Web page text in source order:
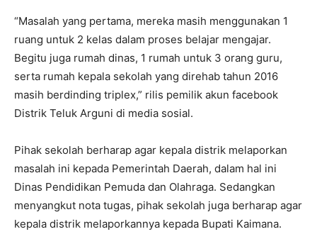
“Masalah yang pertama, mereka masih menggunakan 1
ruang untuk 2 kelas dalam proses belajar mengajar.
Begitu juga rumah dinas, 1 rumah untuk 3 orang guru,
serta rumah kepala sekolah yang direhab tahun 2016
masih berdinding triplex,” rilis pemilik akun facebook
Distrik Teluk Arguni di media sosial.
Pihak sekolah berharap agar kepala distrik melaporkan
masalah ini kepada Pemerintah Daerah, dalam hal ini
Dinas Pendidikan Pemuda dan Olahraga. Sedangkan
menyangkut nota tugas, pihak sekolah juga berharap agar
kepala distrik melaporkannya kepada Bupati Kaimana.